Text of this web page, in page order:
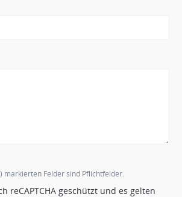
markierten Felder sind Pflichtfelder.
reCAPTCHA geschützt und es gelten